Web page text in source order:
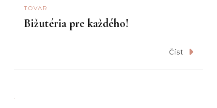
TOVAR
Bižutéria pre každého!
Číst